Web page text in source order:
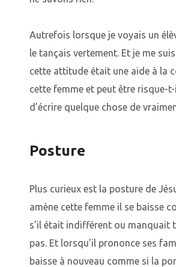
Autrefois lorsque je voyais un
le tançais vertement. Et je me
cette attitude était une aide à la
cette femme et peut être risque-
d’écrire quelque chose de
Posture
Plus curieux est la posture de
amène cette femme il se baisse
s’il était indifférent ou manquait
pas. Et lorsqu’il prononce ses
baisse à nouveau comme si la